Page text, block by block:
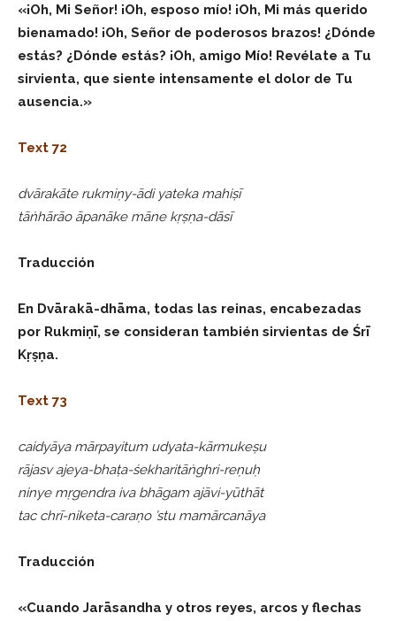
«¡Oh, Mi Señor! ¡Oh, esposo mío! ¡Oh, Mi más querido
bienamado! ¡Oh, Señor de poderosos brazos! ¿Dónde
estás? ¿Dónde estás? ¡Oh, amigo Mío! Revélate a Tu
sirvienta, que siente intensamente el dolor de Tu
ausencia.»
Text 72
dvārakāte rukmiṇy-ādi yateka mahiṣī
tāṅhārāo āpanāke māne kṛṣṇa-dāsī
Traducción
En Dvārakā-dhāma, todas las reinas, encabezadas
por Rukmiṇī, se consideran también sirvientas de Śrī
Kṛṣṇa.
Text 73
caidyāya mārpayitum udyata-kārmukeṣu
rājasv ajeya-bhaṭa-śekharitāṅghri-reṇuḥ
ninye mṛgendra iva bhāgam ajāvi-yūthāt
tac chrī-niketa-caraṇo ’stu mamārcanāya
Traducción
«Cuando Jarāsandha y otros reyes, arcos y flechas